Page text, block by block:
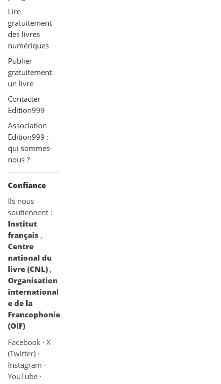
Lire
gratuitement
des livres
numériques
Publier
gratuitement
un livre
Contacter
Edition999
Association
Edition999 :
qui sommes-
nous ?
Confiance
Ils nous
soutiennent :
Institut
français ,
Centre
national du
livre (CNL) ,
Organisation
international
e de la
Francophonie
(OIF)
Facebook · X
(Twitter) ·
Instagram ·
YouTube ·